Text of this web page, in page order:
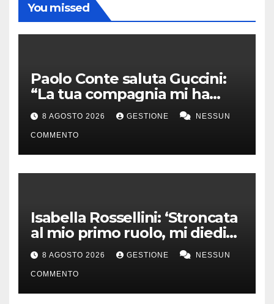
You missed
Paolo Conte saluta Guccini:
“La tua compagnia mi ha
sempre divertito”
8 AGOSTO 2026 GESTIONE NESSUN
COMMENTO
Isabella Rossellini: ‘Stroncata
al mio primo ruolo, mi diedi
alla moda’
8 AGOSTO 2026 GESTIONE NESSUN
COMMENTO